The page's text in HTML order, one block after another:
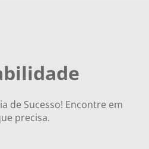
de Sucesso! Encontre em
precisa.